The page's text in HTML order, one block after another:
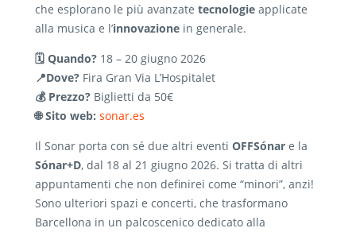
che esplorano le più avanzate tecnologie applicate
alla musica e l’innovazione in generale.
🗓️ Quando? 18 – 20 giugno 2026
📍Dove? Fira Gran Via L’Hospitalet
💰 Prezzo? Biglietti da 50€
🌐 Sito web: sonar.es
Il Sonar porta con sé due altri eventi OFFSónar e la
Sónar+D, dal 18 al 21 giugno 2026. Si tratta di altri
appuntamenti che non definirei come “minori”, anzi!
Sono ulteriori spazi e concerti, che trasformano
Barcellona in un palcoscenico dedicato alla